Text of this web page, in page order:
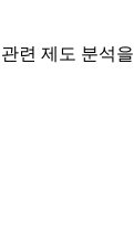
련 제도 분석